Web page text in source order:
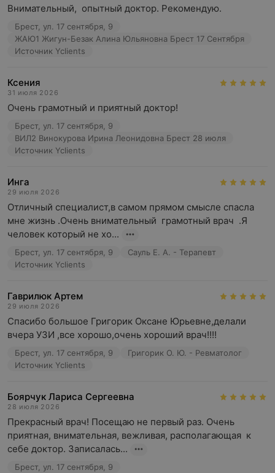
Внимательный,  опытный доктор. Рекомендую.
Брест, ул. 17 сентября, 9
ЖАЮ1 Жигун-Безак Алина Юльяновна Брест 17 Сентября
Источник Yclients
Ксения
31 июля 2026
Очень грамотный и приятный доктор!
Брест, ул. 17 сентября, 9
ВИЛ2 Винокурова Ирина Леонидовна Брест 28 июля
Источник Yclients
Инга
29 июля 2026
Отличный специалист,в самом прямом смысле спасла
мне жизнь .Очень внимательный  грамотный врач  .Я
человек который не хо...
Брест, ул. 17 сентября, 9
Сауль Е. А. - Терапевт
Источник Yclients
Гаврилюк Артем
29 июля 2026
Спасибо большое Григорик Оксане Юрьевне,делали
вчера УЗИ ,все хорошо,очень хороший врач!!!!
Брест, ул. 17 сентября, 9
Григорик О. Ю. - Ревматолог
Источник Yclients
Боярчук Лариса Сергеевна
28 июля 2026
Прекрасный врач! Посещаю не первый раз. Очень
приятная, внимательная, вежливая, располагающая  к
себе доктор. Записалась...
Брест, ул. 17 сентября, 9